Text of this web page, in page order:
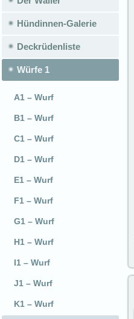
Hündinnen-Galerie
Deckrüdenliste
Würfe 1
A1 – Wurf
B1 – Wurf
C1 – Wurf
D1 – Wurf
E1 – Wurf
F1 – Wurf
G1 – Wurf
H1 – Wurf
I1 – Wurf
J1 – Wurf
K1 – Wurf